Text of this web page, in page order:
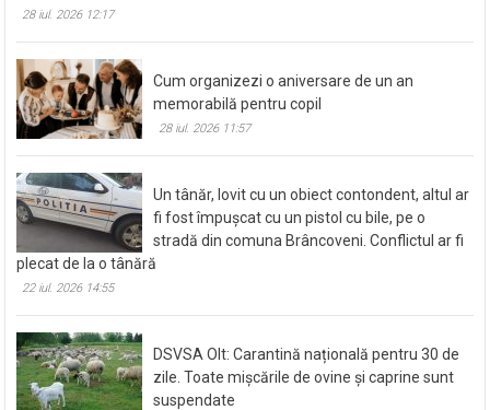
28 iul. 2026 12:17
Cum organizezi o aniversare de un an
memorabilă pentru copil
28 iul. 2026 11:57
Un tânăr, lovit cu un obiect contondent, altul ar
fi fost împușcat cu un pistol cu bile, pe o
stradă din comuna Brâncoveni. Conflictul ar fi
plecat de la o tânără
22 iul. 2026 14:55
DSVSA Olt: Carantină națională pentru 30 de
zile. Toate mișcările de ovine și caprine sunt
suspendate